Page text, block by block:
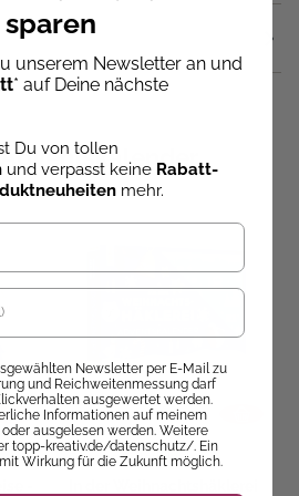
Doerthe Eisterlehner
sparen
unserem Newsletter an und
* auf Deine nächste
Du von tollen
und verpasst keine Rabatt-
mehr.
Newsletter per E-Mail zu
und Reichweitenmessung darf
ausgewertet werden.
Informationen auf meinem
ausgelesen werden. Weitere
topp-kreativ.de/datenschutz/. Ein
Wirkung für die Zukunft möglich.